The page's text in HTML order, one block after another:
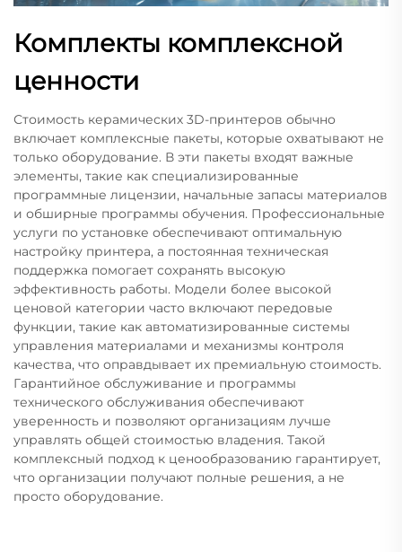
Комплекты комплексной
ценности
Стоимость керамических 3D-принтеров обычно
включает комплексные пакеты, которые охватывают не
только оборудование. В эти пакеты входят важные
элементы, такие как специализированные
программные лицензии, начальные запасы материалов
и обширные программы обучения. Профессиональные
услуги по установке обеспечивают оптимальную
настройку принтера, а постоянная техническая
поддержка помогает сохранять высокую
эффективность работы. Модели более высокой
ценовой категории часто включают передовые
функции, такие как автоматизированные системы
управления материалами и механизмы контроля
качества, что оправдывает их премиальную стоимость.
Гарантийное обслуживание и программы
технического обслуживания обеспечивают
уверенность и позволяют организациям лучше
управлять общей стоимостью владения. Такой
комплексный подход к ценообразованию гарантирует,
что организации получают полные решения, а не
просто оборудование.